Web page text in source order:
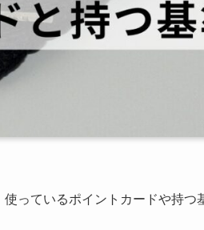
使っているポイントカードや持つ